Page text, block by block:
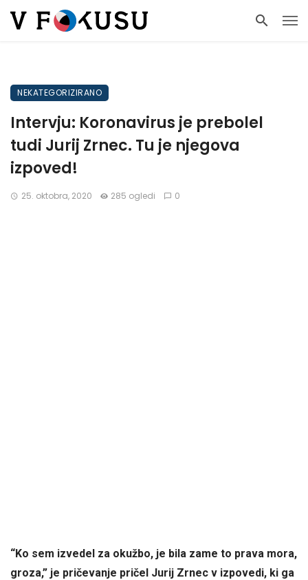
NEKATEGORIZIRANO
Intervju: Koronavirus je prebolel
tudi Jurij Zrnec. Tu je njegova
izpoved!
25. oktobra, 2020 285 ogledi 0
“Ko sem izvedel za okužbo, je bila zame to prava mora,
groza,” je pričevanje pričel Jurij Zrnec v izpovedi, ki ga